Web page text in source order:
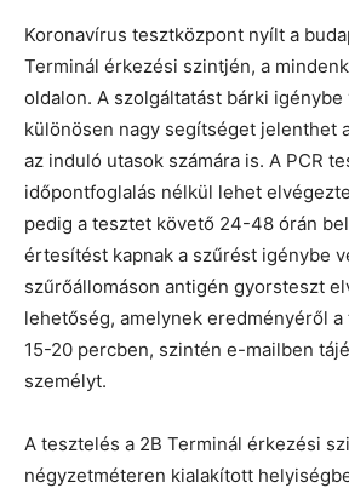
Koronavírus tesztközpont nyílt a
Terminál érkezési szintjén, a
oldalon. A szolgáltatást bárki igénybe
különösen nagy segítséget jelenthet
az induló utasok számára is. A PCR
időpontfoglalás nélkül lehet
pedig a tesztet követő 24-48 órán
értesítést kapnak a szűrést igénybe
szűrőállomáson antigén gyorsteszt
lehetőség, amelynek eredményéről
15-20 percben, szintén e-mailben
személyt.
A tesztelés a 2B Terminál érkezési
négyzetméteren kialakított